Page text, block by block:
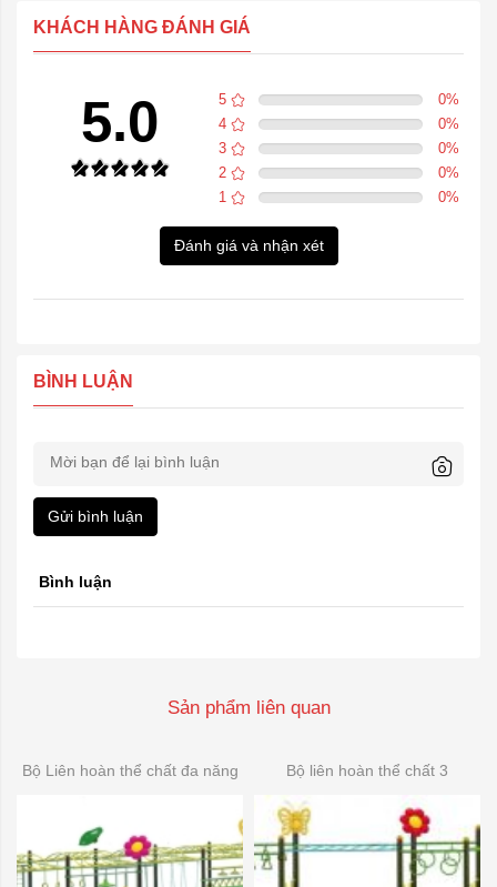
KHÁCH HÀNG ĐÁNH GIÁ
5.0 5 0%
4
0%
3
0%
2
0%
1
0%
Đánh giá và nhận xét
BÌNH LUẬN
Gửi bình luận
Bình luận
Sản phẩm liên quan
Bộ Liên hoàn thể chất đa năng Bộ liên hoàn thể chất 3